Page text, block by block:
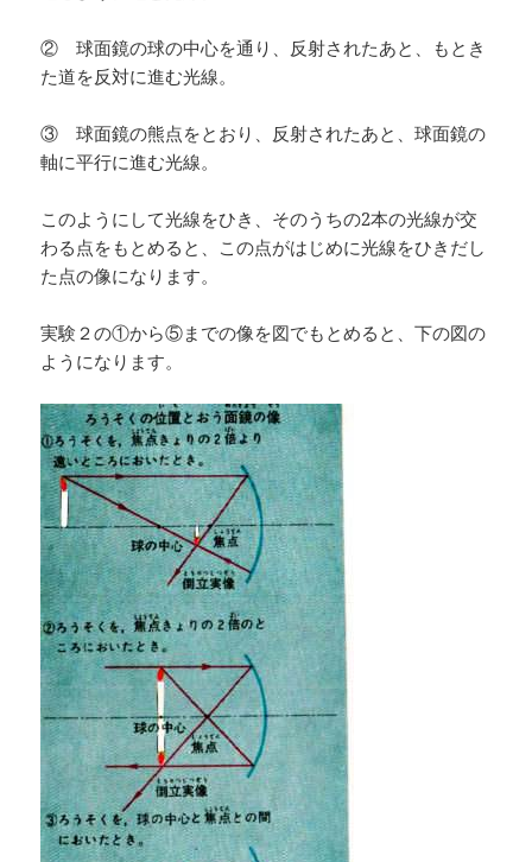
② 球面鏡の球の中心を通り、反射されたあと、もとき
た道を反対に進む光線。
③ 球面鏡の熊点をとおり、反射されたあと、球面鏡の
軸に平行に進む光線。
このようにして光線をひき、そのうちの2本の光線が交
わる点をもとめると、この点がはじめに光線をひきだし
た点の像になります。
実験２の①から⑤までの像を図でもとめると、下の図の
ようになります。